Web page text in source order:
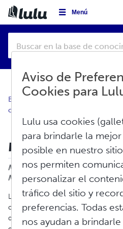
Menú
Base de conocimientos
creación
Más información
Modificado en: Mar, Oct 14,
M.
Las Normas y Comunicaciones de
conocidas comoBISAC(por sus
de categorías y temas
Aviso de
Cookies para
Lulu usa cookies
para brindarle la
posible en nuestro
nos permiten
personalizar el
tráfico del sitio y
preferencias. Todas
nos ayudan a